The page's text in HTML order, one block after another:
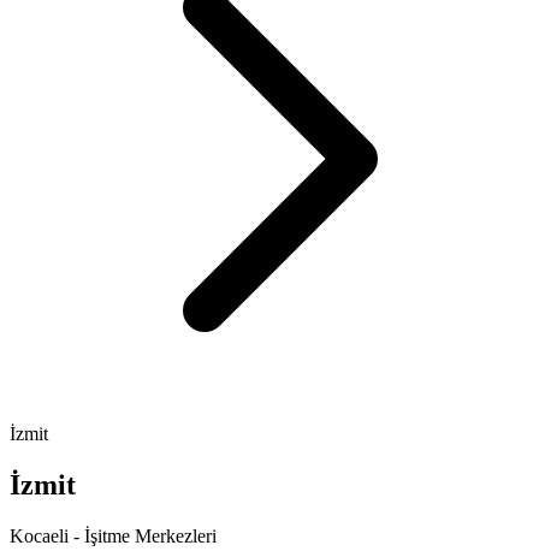
İzmit
İzmit
Kocaeli - İşitme Merkezleri